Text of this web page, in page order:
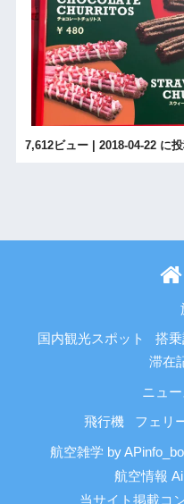
7,612ビュー| 2018-04-22 に
国内観光スポット 搭
滞在
ニュー
飛行機 フェリ
航空雑学 by
航空情報
当サイト掲載コ